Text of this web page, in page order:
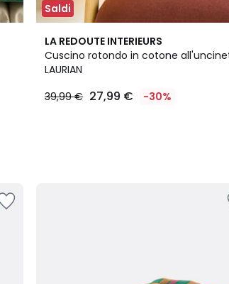
Saldi
LA REDOUTE INTERIEURS
Cuscino rotondo in cotone
LAURIAN
39,99 € 27,99 € -30%